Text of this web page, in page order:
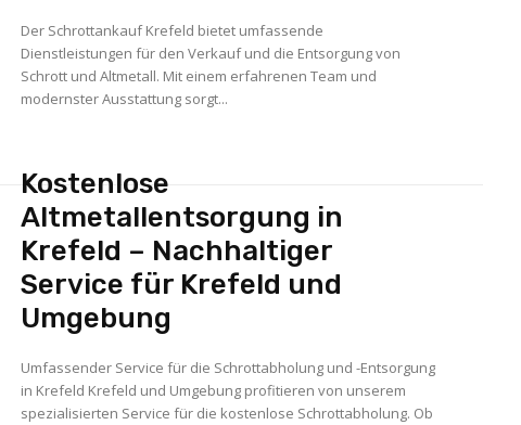
Der Schrottankauf Krefeld bietet umfassende
Dienstleistungen für den Verkauf und die Entsorgung von
Schrott und Altmetall. Mit einem erfahrenen Team und
modernster Ausstattung sorgt...
Kostenlose
Altmetallentsorgung in
Krefeld – Nachhaltiger
Service für Krefeld und
Umgebung
Umfassender Service für die Schrottabholung und -Entsorgung
in Krefeld Krefeld und Umgebung profitieren von unserem
spezialisierten Service für die kostenlose Schrottabholung. Ob